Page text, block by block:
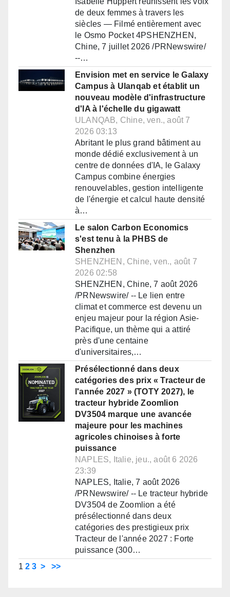
de deux femmes à travers les
siècles — Filmé entièrement avec
le Osmo Pocket 4PSHENZHEN,
Chine, 7 juillet 2026 /PRNewswire/
--…
Envision met en service le Galaxy
Campus à Ulanqab et établit un
nouveau modèle d'infrastructure
d'IA à l'échelle du gigawatt
ULANQAB, Chine, ven., août 7
2026 03:13
Abritant le plus grand bâtiment au
monde dédié exclusivement à un
centre de données d'IA, le Galaxy
Campus combine énergies
renouvelables, gestion intelligente
de l'énergie et calcul haute densité
à…
Le salon Carbon Economics
s'est tenu à la PHBS de
Shenzhen
SHENZHEN, Chine, ven., août 7
2026 02:58
SHENZHEN, Chine, 7 août 2026
/PRNewswire/ -- Le lien entre
climat et commerce est devenu un
enjeu majeur pour la région Asie-
Pacifique, un thème qui a attiré
près d'une centaine
d'universitaires,…
Présélectionné dans deux
catégories des prix « Tracteur de
l'année 2027 » (TOTY 2027), le
tracteur hybride Zoomlion
DV3504 marque une avancée
majeure pour les machines
agricoles chinoises à forte
puissance
NAPLES, Italie, jeu., août 6 2026
23:39
NAPLES, Italie, 7 août 2026
/PRNewswire/ -- Le tracteur hybride
DV3504 de Zoomlion a été
présélectionné dans deux
catégories des prestigieux prix
Tracteur de l'année 2027 : Forte
puissance (300…
1 2 3 > >>